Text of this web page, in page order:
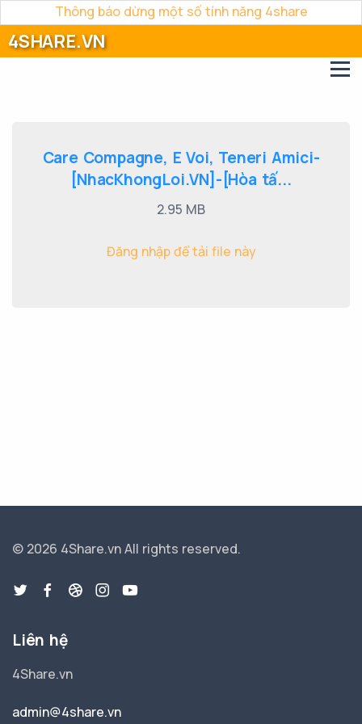
Thông báo dừng một số tính năng 4share
4SHARE.VN
Care Compagne, E Voi, Teneri Amici-
[NhacKhongLoi.VN]-[Hòa tấ...
2.95 MB
Đăng nhập để tải file này
© 2026 4Share.vnAll rights reserved.
Liên hệ
4Share.vn
admin@4share.vn